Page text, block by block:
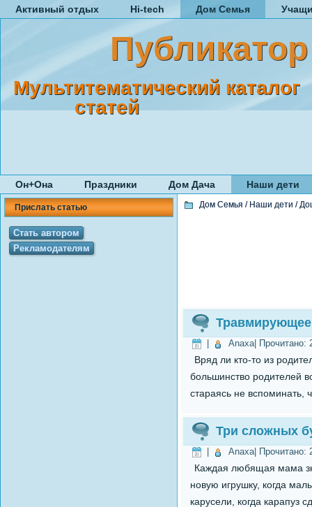
Активный отдых Hi-tech Дом Семья
Публикатор
Мультитематический каталог
статей
Он+Она Праздники Дом Дача Наши дети
Прислать статью
Стать автором
Рекламодателям
Дом Семья / Наши дети /
Травмирующее
Anaxa| Прочитано:
Вряд ли кто-то из
большинство родителей
стараясь не вспоминать,
Три сложных
Anaxa| Прочитано:
Каждая любящая мама
новую игрушку, когда
карусели, когда карапуз